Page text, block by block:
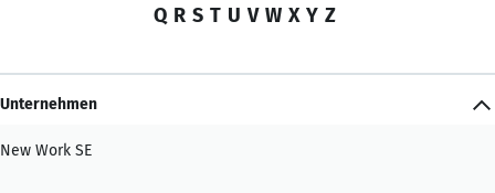
Q R S T U V W X Y Z
Unternehmen
New Work SE